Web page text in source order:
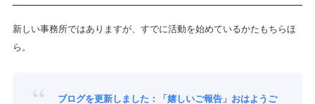
新しい事務所ではありますが、すでに活動を始めているかたもちらほ
ら。
ブログを更新しました：「嬉しいご報告」おはようご